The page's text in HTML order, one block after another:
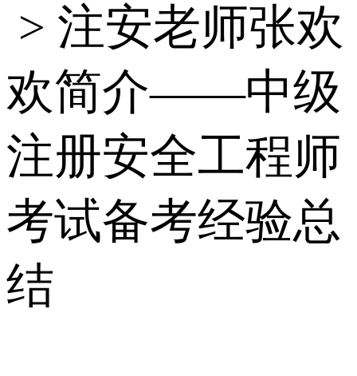
> 注安老师张欢
欢简介——中级
注册安全工程师
考试备考经验总
结